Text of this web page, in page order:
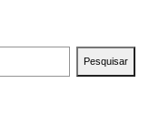
Pesquisar